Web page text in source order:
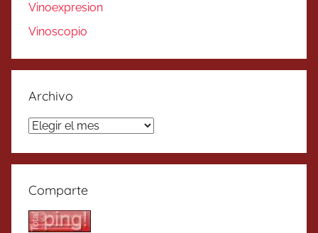
Vinoexpresion
Vinoscopio
Archivo
Archivo
Comparte